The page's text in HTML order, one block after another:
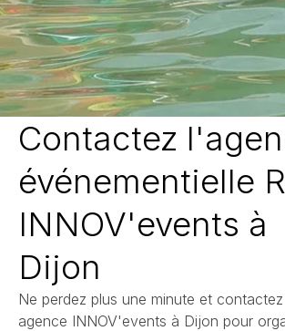
Contactez
événementielle
INNOV'events à
Dijon
Ne perdez plus une minute et
agence INNOV'events à Dijon pour